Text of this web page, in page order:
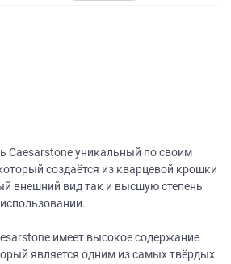
Caesarstone уникальный по своим
создаётся из кварцевой крошки
внешний вид так и высшую степень
имеет высокое содержание
является одним из самых твёрдых